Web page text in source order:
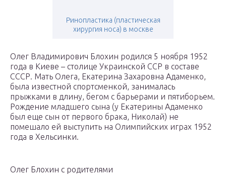
Ринопластика (пластическая
хирургия носа) в москве
Олег Владимирович Блохин родился 5 ноября 1952
года в Киеве – столице Украинской ССР в составе
СССР. Мать Олега, Екатерина Захаровна Адаменко,
была известной спортсменкой, занималась
прыжками в длину, бегом с барьерами и пятиборьем.
Рождение младшего сына (у Екатерины Адаменко
был еще сын от первого брака, Николай) не
помешало ей выступить на Олимпийских играх 1952
года в Хельсинки.
Олег Блохин с родителями